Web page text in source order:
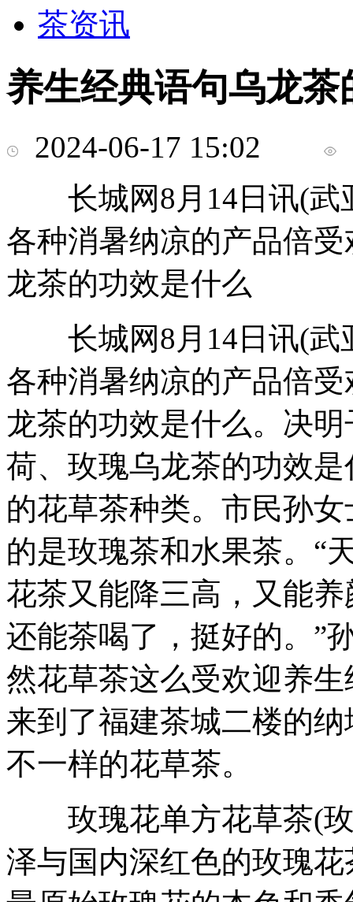
茶资讯
养生经典语句乌龙茶
2024-06-17 15:02
长城网8月14日讯(武
各种消暑纳凉的产品倍
龙茶的功效是什么
长城网8月14日讯(武
各种消暑纳凉的产品倍
龙茶的功效是什么。决
荷、玫瑰乌龙茶的功效
的花草茶种类。市民孙
的是玫瑰茶和水果茶。“
花茶又能降三高，又能
还能茶喝了，挺好的。”
然花草茶这么受欢迎养
来到了福建茶城二楼的
不一样的花草茶。
玫瑰花单方花草茶(玫
泽与国内深红色的玫瑰